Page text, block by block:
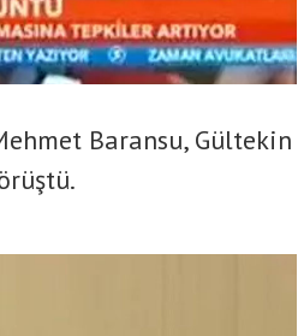
Baransu, Gültekin